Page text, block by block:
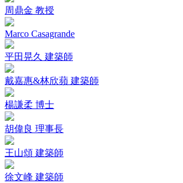
周鼎金 教授
Marco Casagrande
平田晃久 建築師
戴嘉惠&林欣蘋 建築師
楊謙柔 博士
胡偉良 理事長
王山頌 建築師
徐文峰 建築師